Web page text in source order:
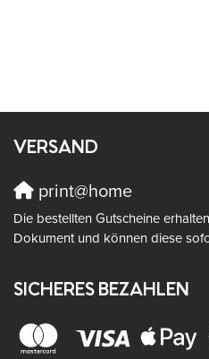
VERSAND
print@home
Die bestellten Gutscheine
Dokument und können diese
SICHERES BEZAHLEN